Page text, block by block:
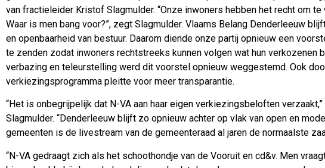
van fractieleider Kristof Slagmulder. “Onze inwoners hebben het recht om
Waar is men bang voor?”, zegt Slagmulder. Vlaams Belang Denderleeuw
en openbaarheid van bestuur. Daarom diende onze partij opnieuw een
te zenden zodat inwoners rechtstreeks kunnen volgen wat hun verkozenen
verbazing en teleurstelling werd dit voorstel opnieuw weggestemd. Ook
verkiezingsprogramma pleitte voor meer transparantie.
“Het is onbegrijpelijk dat N-VA aan haar eigen verkiezingsbeloften
Slagmulder. “Denderleeuw blijft zo opnieuw achter op vlak van open en
gemeenten is de livestream van de gemeenteraad al jaren de normaalste
“N-VA gedraagt zich als het schoothondje van de Vooruit en cd&v. Men